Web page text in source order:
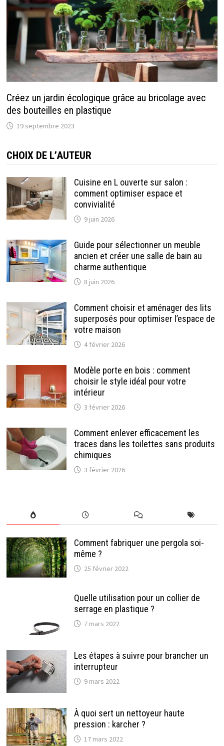
Créez un jardin écologique grâce au bricolage avec
des bouteilles en plastique
19 septembre 2023
CHOIX DE L’AUTEUR
Cuisine en L ouverte sur salon :
comment optimiser espace et
convivialité
9 juin 2026
Guide pour sélectionner un meuble
ancien et créer une salle de bain au
charme authentique
8 juin 2026
Comment choisir et aménager des lits
superposés pour optimiser l’espace de
votre maison
4 février 2026
Modèle porte en bois : comment
choisir le style idéal pour votre
intérieur
3 février 2026
Comment enlever efficacement les
traces dans les toilettes sans produits
chimiques
3 février 2026
Comment fabriquer une pergola soi-
même ?
25 février 2022
Quelle utilisation pour un collier de
serrage en plastique ?
7 mars 2022
Les étapes à suivre pour brancher un
interrupteur
9 mars 2022
À quoi sert un nettoyeur haute
pression : karcher ?
17 mars 2022